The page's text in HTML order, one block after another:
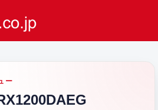
ー